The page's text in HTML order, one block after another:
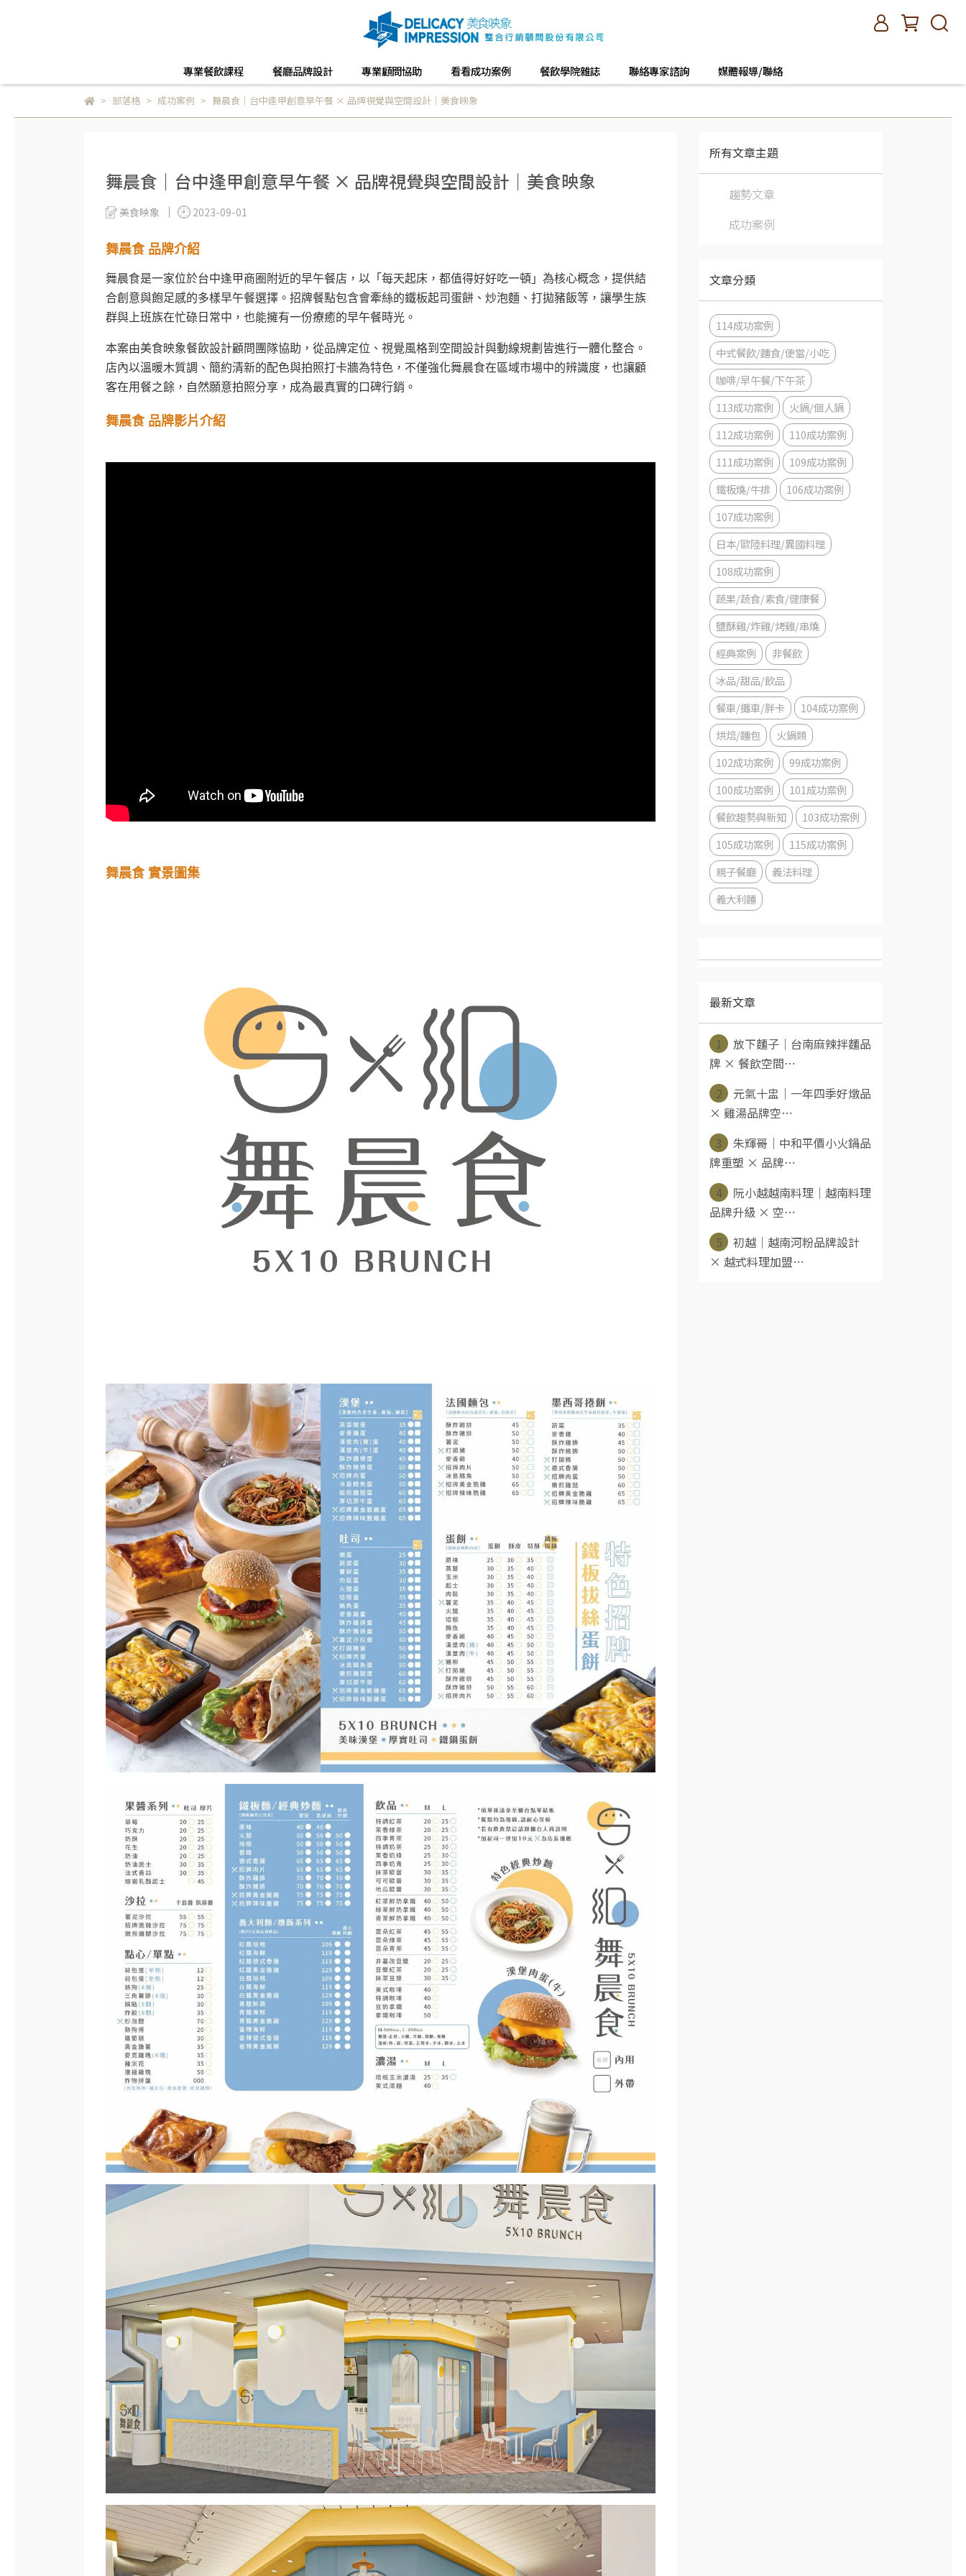
專業餐飲課程 餐廳品牌設計 專業顧問協助 看看成功案例 餐飲學院雜誌 聯絡專家諮詢 媒體報導/聯絡
部落格 成功案例 舞晨食｜台中逢甲創意早午餐 × 品牌視覺與空間設計｜美食映象
舞晨食｜台中逢甲創意早午餐 × 品牌視覺與空間設計｜美食映象
美食映象 2023-09-01
舞晨食 品牌介紹
舞晨食是一家位於台中逢甲商圈附近的早午餐店，以「每天起床，都值得好好吃一頓」為核心概念，提供結
合創意與飽足感的多樣早午餐選擇。招牌餐點包含會牽絲的鐵板起司蛋餅、炒泡麵、打拋豬飯等，讓學生族
群與上班族在忙碌日常中，也能擁有一份療癒的早午餐時光。
本案由美食映象餐飲設計顧問團隊協助，從品牌定位、視覺風格到空間設計與動線規劃皆進行一體化整合。
店內以溫暖木質調、簡約清新的配色與拍照打卡牆為特色，不僅強化舞晨食在區域市場中的辨識度，也讓顧
客在用餐之餘，自然願意拍照分享，成為最真實的口碑行銷。
舞晨食 品牌影片介紹
舞晨食 實景圖集
所有文章主題
趨勢文章
成功案例
文章分類
114成功案例
中式餐飲/麵食/便當/小吃
咖啡/早午餐/下午茶
113成功案例
火鍋/個人鍋
112成功案例
110成功案例
111成功案例
109成功案例
鐵板燒/牛排
106成功案例
107成功案例
日本/歐陸料理/異國料理
108成功案例
蔬果/蔬食/素食/健康餐
鹽酥雞/炸雞/烤雞/串燒
經典案例
非餐飲
冰品/甜品/飲品
餐車/攤車/胖卡
104成功案例
烘焙/麵包
火鍋類
102成功案例
99成功案例
100成功案例
101成功案例
餐飲趨勢與新知
103成功案例
105成功案例
115成功案例
親子餐廳
義法料理
義大利麵
最新文章
1
放下麵子｜台南麻辣拌麵品
牌 × 餐飲空間⋯
2
元氣十盅｜一年四季好燉品
× 雞湯品牌空⋯
3
朱輝哥｜中和平價小火鍋品
牌重塑 × 品牌⋯
4
阮小越越南料理｜越南料理
品牌升級 × 空⋯
5
初越｜越南河粉品牌設計
× 越式料理加盟⋯